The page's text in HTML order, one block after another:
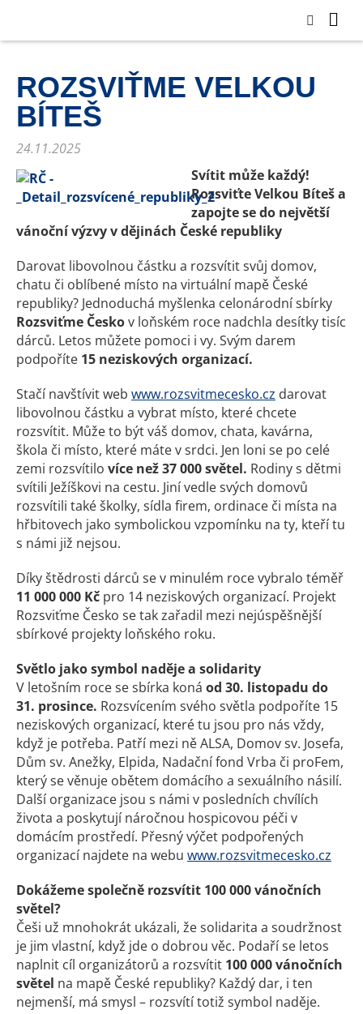
ROZSVIŤME VELKOU
BÍTEŠ
24.11.2025
Svítit může každý!
Rozsviťte Velkou Bíteš a
zapojte se do největší
vánoční výzvy v dějinách České republiky
Darovat libovolnou částku a rozsvítit svůj domov,
chatu či oblíbené místo na virtuální mapě České
republiky? Jednoduchá myšlenka celonárodní sbírky
Rozsviťme Českov loňském roce nadchla desítky tisíc
dárců. Letos můžete pomoci i vy. Svým darem
podpoříte 15 neziskových organizací.
Stačí navštívit web www.rozsvitmecesko.cz darovat
libovolnou částku a vybrat místo, které chcete
rozsvítit. Může to být váš domov, chata, kavárna,
škola či místo, které máte v srdci. Jen loni se po celé
zemi rozsvítilo více než 37 000 světel. Rodiny s dětmi
svítili Ježíškovi na cestu. Jiní vedle svých domovů
rozsvítili také školky, sídla firem, ordinace či místa na
hřbitovech jako symbolickou vzpomínku na ty, kteří tu
s námi již nejsou.
Díky štědrosti dárců se v minulém roce vybralo téměř
11 000 000 Kč pro 14 neziskových organizací. Projekt
Rozsviťme Česko se tak zařadil mezi nejúspěšnější
sbírkové projekty loňského roku.
Světlo jako symbol naděje a solidarity
V letošním roce se sbírka koná od 30. listopadu do
31. prosince. Rozsvícením svého světla podpoříte 15
neziskových organizací, které tu jsou pro nás vždy,
když je potřeba. Patří mezi ně ALSA, Domov sv. Josefa,
Dům sv. Anežky, Elpida, Nadační fond Vrba či proFem,
který se věnuje obětem domácího a sexuálního násilí.
Další organizace jsou s námi v posledních chvílích
života a poskytují náročnou hospicovou péči v
domácím prostředí. Přesný výčet podpořených
organizací najdete na webu www.rozsvitmecesko.cz
Dokážeme společně rozsvítit 100 000 vánočních
světel?
Češi už mnohokrát ukázali, že solidarita a soudržnost
je jim vlastní, když jde o dobrou věc. Podaří se letos
naplnit cíl organizátorů a rozsvítit 100 000 vánočních
světel na mapě České republiky? Každý dar, i ten
nejmenší, má smysl – rozsvítí totiž symbol naděje.